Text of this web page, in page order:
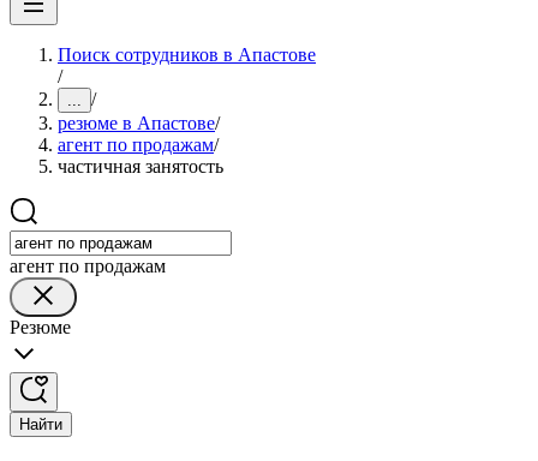
Поиск сотрудников в Апастове
/
... /
резюме в Апастове/
агент по продажам/
частичная занятость
агент по продажам
Резюме
Найти